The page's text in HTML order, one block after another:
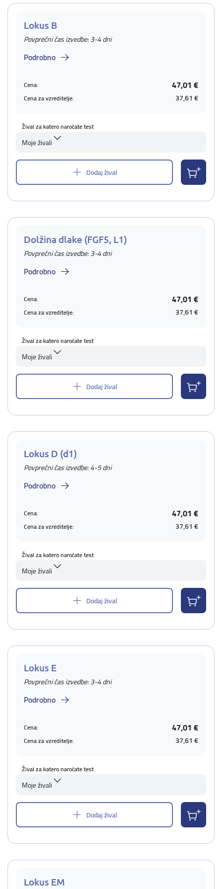
Lokus B
Povprečni čas izvedbe: 3-4 dni
Podrobno
Cena: 47,01 €
Cena za vzreditelje: 37,61 €
Žival za katero naročate test
Moje živali
Dodaj žival
Dolžina dlake (FGF5, L1)
Povprečni čas izvedbe: 3-4 dni
Podrobno
Cena: 47,01 €
Cena za vzreditelje: 37,61 €
Žival za katero naročate test
Moje živali
Dodaj žival
Lokus D (d1)
Povprečni čas izvedbe: 4-5 dni
Podrobno
Cena: 47,01 €
Cena za vzreditelje: 37,61 €
Žival za katero naročate test
Moje živali
Dodaj žival
Lokus E
Povprečni čas izvedbe: 3-4 dni
Podrobno
Cena: 47,01 €
Cena za vzreditelje: 37,61 €
Žival za katero naročate test
Moje živali
Dodaj žival
Lokus EM